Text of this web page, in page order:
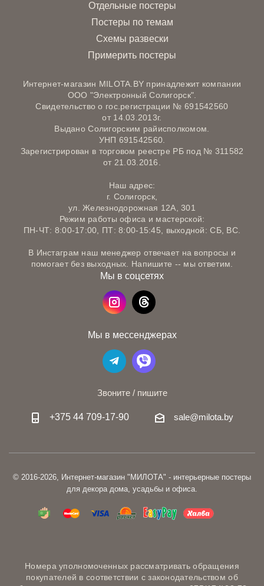
Отдельные постеры
Постеры по темам
Схемы развески
Примерить постеры
Интернет-магазин MILOTA.BY принадлежит компании
ООО "Электронный Солигорск".
Свидетельство о гос.регистрации № 691542560
от 14.03.2013г.
Выдано Солигорским райисполкомом.
УНП 691542560.
Зарегистрирован в торговом реестре РБ под № 311582
от 21.03.2016.
Наш адрес:
г. Солигорск,
ул. Железнодорожная 12А, 301
Режим работы офиса и мастерской:
ПН-ЧТ: 8:00-17:00, ПТ: 8:00-15:45, выходной: СБ, ВС.
В Инстаграм наш менеджер отвечает на вопросы и
помогает без выходных. Напишите -- мы ответим.
Мы в соцсетях
Мы в мессенджерах
Звоните / пишите
+375 44 709-17-90 sale@milota.by
© 2016-2026, Интернет-магазин "МИЛОТА" - интерьерные постеры
для декора дома, усадьбы и офиса.
Номера уполномоченных рассматривать обращения
покупателей в соответствии с законодательством об